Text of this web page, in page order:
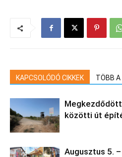
KAPCSOLÓDÓ CIKKEK TÖBB
közötti út
Augusztus 5.